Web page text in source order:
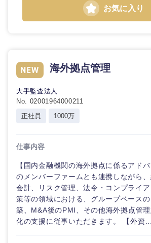
広島県
香川県
高知県
お気に入り
海外拠点管理
大手監査法人
No. 02001964000211
正社員
1000万
仕事内容
【国内金融機関の海外拠点に係るアド
のメンバーファームとも連携しながら
会計、リスク管理、法令・コンプライ
策等の領域における、グループベース
築、M&A後のPMI、その他海外拠点管
化の支援に従事いただきます。 【外資...